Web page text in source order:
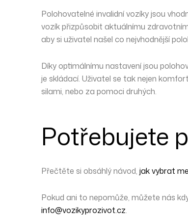
Polohovatelné invalidní vozíky jsou
vozíkpřizpůsobit aktuálnímu
aby si uživatel našel co nejvhodnější
Díky optimálnímu nastavení jsou
je skládací. Uživatel se tak nejen
silami, nebo za pomoci druhých.
Potřebujete
Přečtěte si obsáhlý návod, jak vybrat
Pokud ani to nepomůže, můžete nás
info@vozikyprozivot.cz.